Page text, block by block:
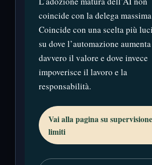
coincide con la delega
Coincide con una scelta più
su dove l’automazione aumenta
davvero il valore e dove invece
impoverisce il lavoro e la
responsabilità.
Vai alla pagina su
limiti